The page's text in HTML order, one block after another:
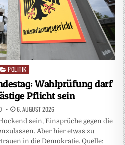
Posted
POLITIK
Wahlprüfung darf
Pflicht sein
6. AUGUST 2026
sein, Einsprüche gegen die
Aber hier etwas zu
in die Demokratie. Quelle: